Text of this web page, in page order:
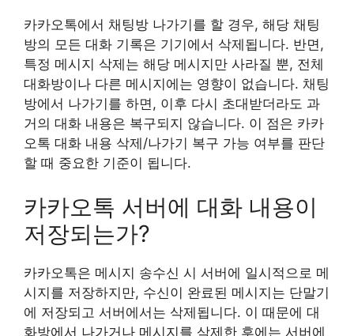
카카오톡에서 채팅방 나가기를 할 경우, 해당 채팅
방의 모든 대화 기록은 기기에서 삭제됩니다. 반면,
특정 메시지 삭제는 해당 메시지만 사라질 뿐, 전체
대화방이나 다른 메시지에는 영향이 없습니다. 채팅
방에서 나가기를 하면, 이후 다시 초대받더라도 과
거의 대화 내용은 복구되지 않습니다. 이 점은 카카
오톡 대화 내용 삭제/나가기 복구 가능 여부를 판단
할 때 중요한 기준이 됩니다.
카카오톡 서버에 대화 내용이
저장되는가?
카카오톡은 메시지 송수신 시 서버에 일시적으로 메
시지를 저장하지만, 수신이 완료된 메시지는 단말기
에 저장되고 서버에서는 삭제됩니다. 이 때문에 대
화방에서 나가거나 메시지를 삭제한 후에는 서버에